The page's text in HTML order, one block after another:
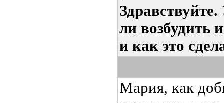
ли возбудить
и как это
Мария, как